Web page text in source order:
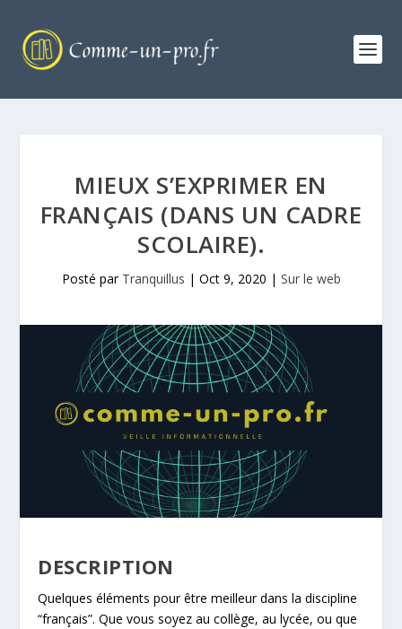
MIEUX S’EXPRIMER EN
FRANÇAIS (DANS UN CADRE
SCOLAIRE).
Posté par Tranquillus | Oct 9, 2020 | Sur le web
DESCRIPTION
Quelques éléments pour être meilleur dans la discipline
“français”. Que vous soyez au collège, au lycée, ou que